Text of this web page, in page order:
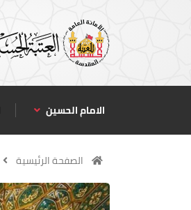
الامام الحسين
الصفحة الرئيسية